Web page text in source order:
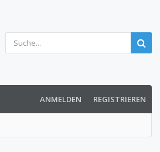
ANMELDEN REGISTRIEREN